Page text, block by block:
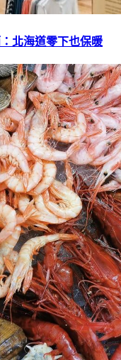
北海道零下也保暖